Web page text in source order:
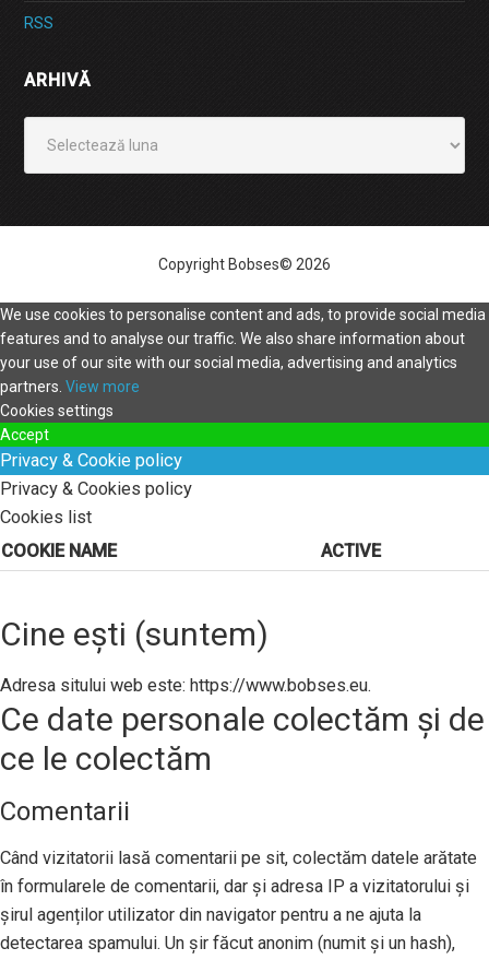
RSS
ARHIVĂ
Copyright Bobses© 2026
We use cookies to personalise content and ads, to provide social media
features and to analyse our traffic. We also share information about
your use of our site with our social media, advertising and analytics
partners. View more
Cookies settings
Accept
Privacy & Cookie policy
Privacy & Cookies policy
Cookies list
COOKIE NAME
ACTIVE
Cine ești (suntem)
Adresa sitului web este: https://www.bobses.eu.
Ce date personale colectăm și de
ce le colectăm
Comentarii
Când vizitatorii lasă comentarii pe sit, colectăm datele arătate
în formularele de comentarii, dar și adresa IP a vizitatorului și
șirul agenților utilizator din navigator pentru a ne ajuta la
detectarea spamului. Un șir făcut anonim (numit și un hash),